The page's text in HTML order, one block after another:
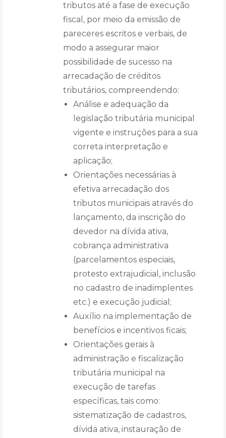
tributos até a fase de execução
fiscal, por meio da emissão de
pareceres escritos e verbais, de
modo a assegurar maior
possibilidade de sucesso na
arrecadação de créditos
tributários, compreendendo:
Análise e adequação da
legislação tributária municipal
vigente e instruções para a sua
correta interpretação e
aplicação;
Orientações necessárias à
efetiva arrecadação dos
tributos municipais através do
lançamento, da inscrição do
devedor na dívida ativa,
cobrança administrativa
(parcelamentos especiais,
protesto extrajudicial, inclusão
no cadastro de inadimplentes
etc.) e execução judicial;
Auxílio na implementação de
benefícios e incentivos ficais;
Orientações gerais à
administração e fiscalização
tributária municipal na
execução de tarefas
específicas, tais como:
sistematização de cadastros,
dívida ativa, instauração de